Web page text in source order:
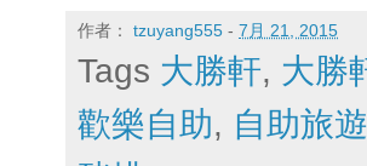
作者： tzuyang555 - 7月 21, 2015
Tags 大勝軒, 大勝
歡樂自助, 自助旅遊